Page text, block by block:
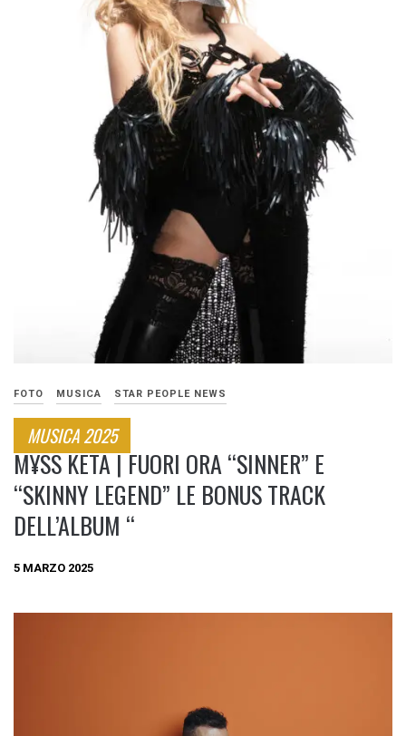
FOTO MUSICA STAR PEOPLE NEWS
MUSICA 2025
M¥SS KETA | FUORI ORA “SINNER” E
“SKINNY LEGEND” LE BONUS TRACK
DELL’ALBUM “
5 MARZO 2025